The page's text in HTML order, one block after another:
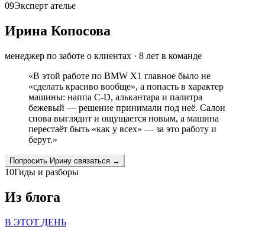
09Эксперт ателье
Ирина Копосова
менеджер по заботе о клиентах · 8 лет в команде
«В этой работе по BMW X1 главное было не
«сделать красиво вообще», а попасть в характер
машины: наппа C-D, алькантара и палитра
бежевый — решение принимали под неё. Салон
снова выглядит и ощущается новым, а машина
перестаёт быть «как у всех» — за это работу и
берут.»
Попросить Ирину связаться →
10Гиды и разборы
Из блога
В ЭТОТ ДЕНЬ